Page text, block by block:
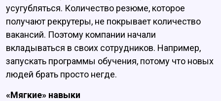
усугубляться. Количество резюме, которое
получают рекрутеры, не покрывает количество
вакансий. Поэтому компании начали
вкладываться в своих сотрудников. Например,
запускать программы обучения, потому что новых
людей брать просто негде.
«Мягкие» навыки